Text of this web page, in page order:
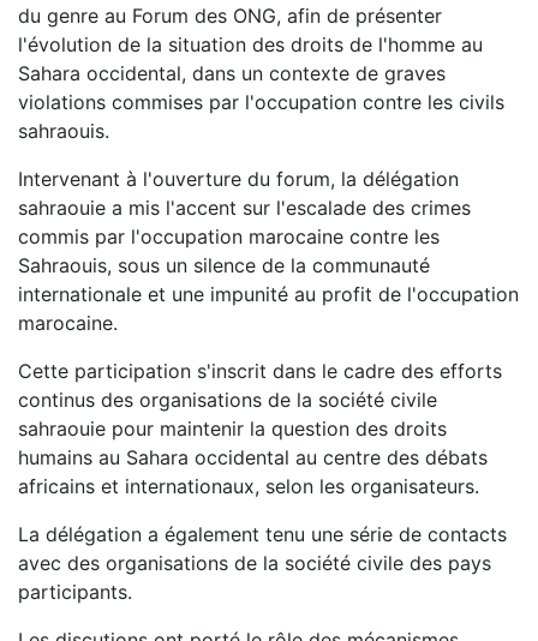
du genre au Forum des ONG, afin de présenter
l'évolution de la situation des droits de l'homme au
Sahara occidental, dans un contexte de graves
violations commises par l'occupation contre les civils
sahraouis.
Intervenant à l'ouverture du forum, la délégation
sahraouie a mis l'accent sur l'escalade des crimes
commis par l'occupation marocaine contre les
Sahraouis, sous un silence de la communauté
internationale et une impunité au profit de l'occupation
marocaine.
Cette participation s'inscrit dans le cadre des efforts
continus des organisations de la société civile
sahraouie pour maintenir la question des droits
humains au Sahara occidental au centre des débats
africains et internationaux, selon les organisateurs.
La délégation a également tenu une série de contacts
avec des organisations de la société civile des pays
participants.